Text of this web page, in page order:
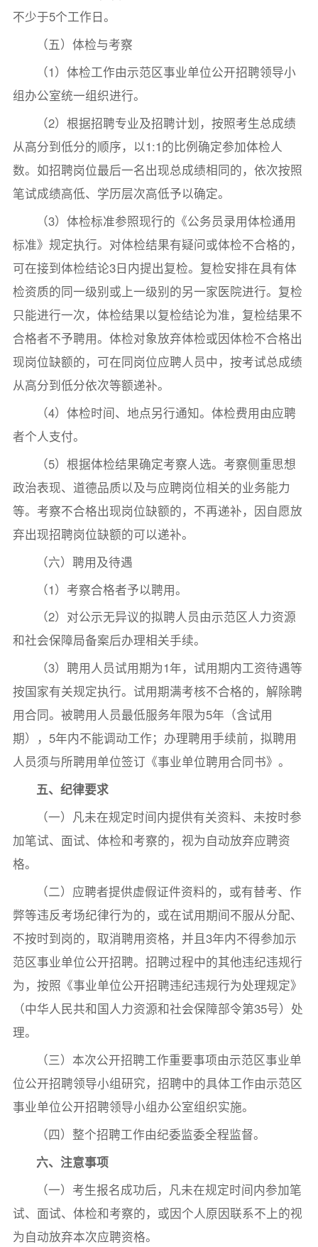
不少于5个工作日。
（五）体检与考察
（1）体检工作由示范区事业单位公开招聘领导小
组办公室统一组织进行。
（2）根据招聘专业及招聘计划，按照考生总成绩
从高分到低分的顺序，以1:1的比例确定参加体检人
数。如招聘岗位最后一名出现总成绩相同的，依次按照
笔试成绩高低、学历层次高低予以确定。
（3）体检标准参照现行的《公务员录用体检通用
标准》规定执行。对体检结果有疑问或体检不合格的，
可在接到体检结论3日内提出复检。复检安排在具有体
检资质的同一级别或上一级别的另一家医院进行。复检
只能进行一次，体检结果以复检结论为准，复检结果不
合格者不予聘用。体检对象放弃体检或因体检不合格出
现岗位缺额的，可在同岗位应聘人员中，按考试总成绩
从高分到低分依次等额递补。
（4）体检时间、地点另行通知。体检费用由应聘
者个人支付。
（5）根据体检结果确定考察人选。考察侧重思想
政治表现、道德品质以及与应聘岗位相关的业务能力
等。考察不合格出现岗位缺额的，不再递补，因自愿放
弃出现招聘岗位缺额的可以递补。
（六）聘用及待遇
（1）考察合格者予以聘用。
（2）对公示无异议的拟聘人员由示范区人力资源
和社会保障局备案后办理相关手续。
（3）聘用人员试用期为1年，试用期内工资待遇等
按国家有关规定执行。试用期满考核不合格的，解除聘
用合同。被聘用人员最低服务年限为5年（含试用
期），5年内不能调动工作；办理聘用手续前，拟聘用
人员须与所聘用单位签订《事业单位聘用合同书》。
五、纪律要求
（一）凡未在规定时间内提供有关资料、未按时参
加笔试、面试、体检和考察的，视为自动放弃应聘资
格。
（二）应聘者提供虚假证件资料的，或有替考、作
弊等违反考场纪律行为的，或在试用期间不服从分配、
不按时到岗的，取消聘用资格，并且3年内不得参加示
范区事业单位公开招聘。招聘过程中的其他违纪违规行
为，按照《事业单位公开招聘违纪违规行为处理规定》
（中华人民共和国人力资源和社会保障部令第35号）处
理。
（三）本次公开招聘工作重要事项由示范区事业单
位公开招聘领导小组研究，招聘中的具体工作由示范区
事业单位公开招聘领导小组办公室组织实施。
（四）整个招聘工作由纪委监委全程监督。
六、注意事项
（一）考生报名成功后，凡未在规定时间内参加笔
试、面试、体检和考察的，或因个人原因联系不上的视
为自动放弃本次应聘资格。